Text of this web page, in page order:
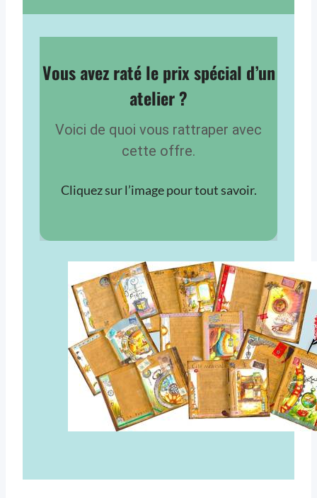
Vous avez raté le prix spécial d’un
atelier ?
Voici de quoi vous rattraper avec
cette offre.
Cliquez sur l’image pour tout savoir.